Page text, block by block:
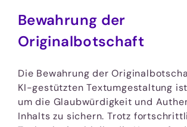
Bewahrung der
Originalbotschaft
Die Bewahrung der
KI-gestützten Textumgestaltung
um die Glaubwürdigkeit und
Inhalts zu sichern. Trotz